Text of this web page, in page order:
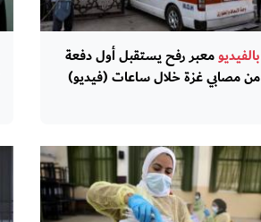
بالفيديومعبر رفح يستقبل أول دفعة
من مصابي غزة خلال ساعات (فيديو)